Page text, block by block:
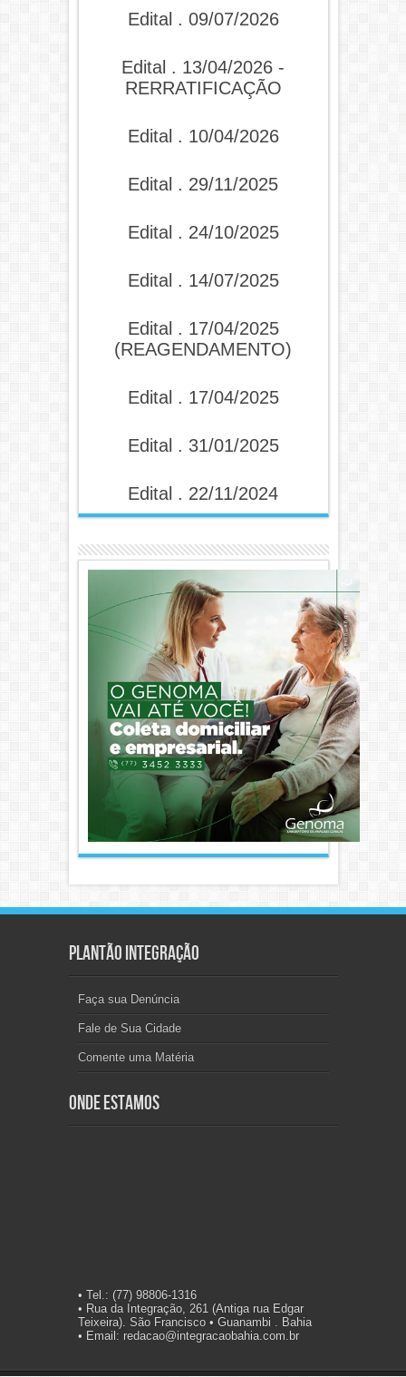
Edital . 09/07/2026
Edital . 13/04/2026 -
RERRATIFICAÇÃO
Edital . 10/04/2026
Edital . 29/11/2025
Edital . 24/10/2025
Edital . 14/07/2025
Edital . 17/04/2025
(REAGENDAMENTO)
Edital . 17/04/2025
Edital . 31/01/2025
Edital . 22/11/2024
Plantão Integração
Faça sua Denúncia
Fale de Sua Cidade
Comente uma Matéria
Onde Estamos
• Tel.: (77) 98806-1316
• Rua da Integração, 261 (Antiga rua Edgar
Teixeira). São Francisco • Guanambi . Bahia
• Email: redacao@integracaobahia.com.br